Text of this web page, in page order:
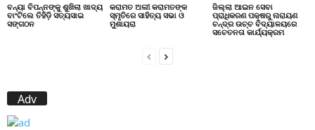
ବନ୍ୟା ବିପନ୍ନଙ୍କୁ ଶୁଖିଲା ଖାଦ୍ୟ
ବାଂଟିଲେ ତିହିଡି଼ ସତ୍ୟସାଇ
ସଙ୍ଗଠନ
କରାମତ ଅଲୀ କରାମତଙ୍କ
ସ୍ମୃତିରେ ସାହିତ୍ୟ ସଭା ଓ
ମୁଶାୟରା
ଜିଲ୍ଲା ଆଇନ ସେବା
ପ୍ରାଧିକରଣ ପକ୍ଷରୁ ନାରାୟଣ
ଚନ୍ଦ୍ର ଉଚ୍ଚ ବିଦ୍ୟାଳୟରେ
ସଚେତନତା କାର୍ଯ୍ୟକ୍ରମ
Adv